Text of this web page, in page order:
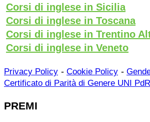
Corsi di inglese in Sicilia
Corsi di inglese in Toscana
Corsi di inglese in Trentino
Corsi di inglese in Veneto
Privacy Policy - Cookie Policy -
Certificato di Parità di Genere UNI
PREMI